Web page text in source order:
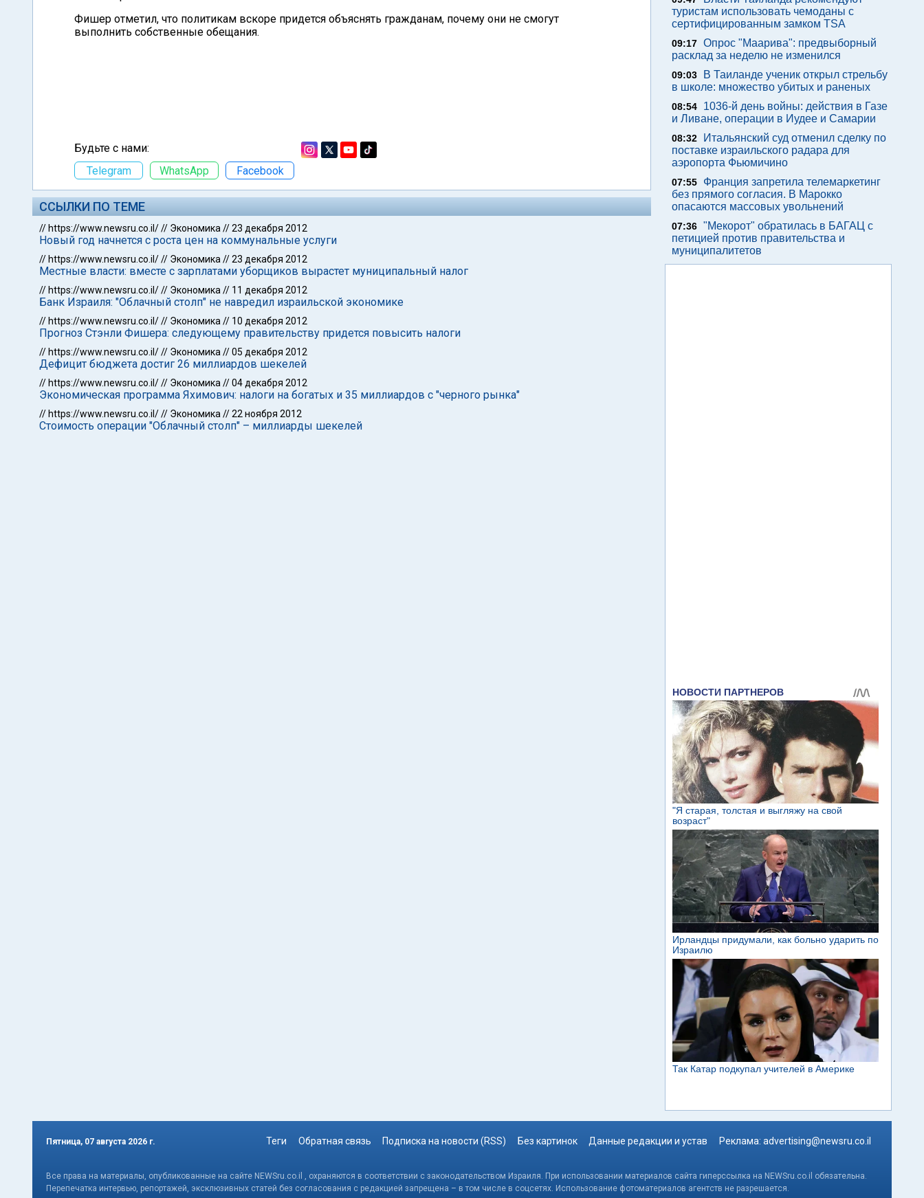
Фишер отметил, что политикам вскоре придется объяснять гражданам, почему они не смогут
выполнить собственные обещания.
Будьте с нами:
Telegram
WhatsApp Facebook
ССЫЛКИ ПО ТЕМЕ
// https://www.newsru.co.il/// Экономика //23 декабря 2012
Новый год начнется с роста цен на коммунальные услуги
// https://www.newsru.co.il/// Экономика //23 декабря 2012
Местные власти: вместе с зарплатами уборщиков вырастет муниципальный налог
// https://www.newsru.co.il/// Экономика // 11 декабря 2012
Банк Израиля: "Облачный столп" не навредил израильской экономике
// https://www.newsru.co.il/// Экономика // 10 декабря 2012
Прогноз Стэнли Фишера: следующему правительству придется повысить налоги
// https://www.newsru.co.il/// Экономика //05 декабря 2012
Дефицит бюджета достиг 26 миллиардов шекелей
// https://www.newsru.co.il/// Экономика //04 декабря 2012
Экономическая программа Яхимович: налоги на богатых и 35 миллиардов с "черного рынка"
// https://www.newsru.co.il/// Экономика //22 ноября 2012
Стоимость операции "Облачный столп" – миллиарды шекелей
туристам использовать чемоданы с
сертифицированным замком TSA
09:17 Опрос "Mаарива": предвыборный
расклад за неделю не изменился
09:03
В Таиланде ученик открыл стрельбу
в школе: множество убитых и раненых
08:54
1036-й день войны: действия в Газе
и Ливане, операции в Иудее и Самарии
08:32
Итальянский суд отменил сделку по
поставке израильского радара для
аэропорта Фьюмичино
07:55
Франция запретила телемаркетинг
без прямого согласия. В Марокко
опасаются массовых увольнений
07:36 "Мекорот" обратилась в БАГАЦ с
петицией против правительства и
муниципалитетов
Пятница, 07 августа 2026 г. Теги Обратная связь Подписка на новости (RSS) Без картинок Данные редакции и устав Реклама: advertising@newsru.co.il
Все права на материалы, опубликованные на сайте NEWSru.co.il , охраняются в соответствии с законодательством Израиля. При использовании материалов сайта гиперссылка на NEWSru.co.il обязательна.
Перепечатка интервью, репортажей, эксклюзивных статей без согласования с редакцией запрещена – в том числе в соцсетях. Использование фотоматериалов агентств не разрешается.